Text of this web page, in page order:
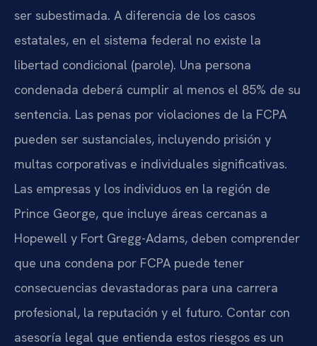
ser subestimada. A diferencia de los casos
estatales, en el sistema federal no existe la
libertad condicional (parole). Una persona
condenada deberá cumplir al menos el 85% de su
sentencia. Las penas por violaciones de la FCPA
pueden ser sustanciales, incluyendo prisión y
multas corporativas e individuales significativas.
Las empresas y los individuos en la región de
Prince George, que incluye áreas cercanas a
Hopewell y Fort Gregg-Adams, deben comprender
que una condena por FCPA puede tener
consecuencias devastadoras para una carrera
profesional, la reputación y el futuro. Contar con
asesoría legal que entienda estos riesgos es un